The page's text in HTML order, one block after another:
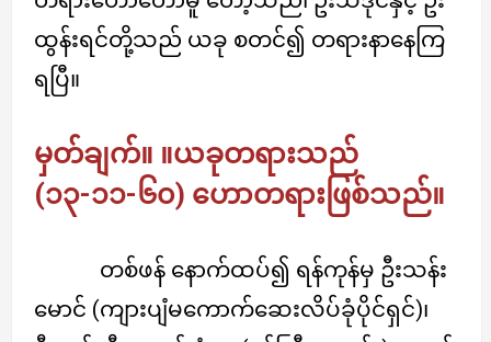
ထွန်းရင်တို့သည် ယခု စတင်၍ တရားနာနေကြ
ရပြီ။
မှတ်ချက်။ ။ယခုတရားသည်
(၁၃-၁၁-၆၀) ဟောတရားဖြစ်သည်။
တစ်ဖန် နောက်ထပ်၍ ရန်ကုန်မှ ဦးသန်း
မောင် (ကျားပျံမကောက်ဆေးလိပ်ခုံပိုင်ရှင်)၊